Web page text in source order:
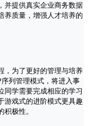
并提供真实企业商务数据
养质量，增强人才培养的
，为了更好的管理与培养
列管理模式，将进入事
同学需要完成相应的学习
游戏式的进阶模式更具趣
极性。